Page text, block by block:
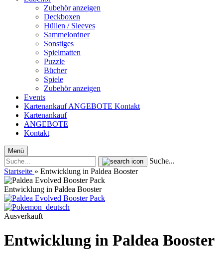
Zubehör anzeigen
Deckboxen
Hüllen / Sleeves
Sammelordner
Sonstiges
Spielmatten
Puzzle
Bücher
Spiele
Zubehör anzeigen
Events
KartenankaufANGEBOTE Kontakt
Kartenankauf
ANGEBOTE
Kontakt
Menü
Suche...
Startseite » Entwicklung in Paldea Booster
Entwicklung in Paldea Booster
Ausverkauft
Entwicklung in Paldea Booster